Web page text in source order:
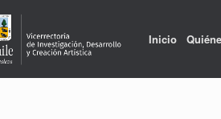
Inicio